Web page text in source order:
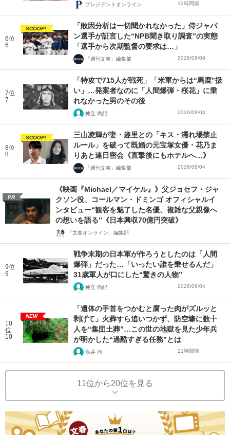
プレジデントオンライン 12時間前
6位
6
SCOOP!
「敗因分析は一切聞かれなかった」侍ジャパ
ン選手が証言した“NPB聞き取り調査”の実態
「選手から次期監督の要求は…」
「週刊文春」編集部 2026/08/06
7位
7
「特攻で715人が戦死」「米軍からは“馬鹿”扱
い」…発案者なのに「人間爆弾・桜花」に乗
れなかった男のその後
神立 尚紀 2026/08/04
8位
8
SCOOP!
三山凌輝が妻・趣里との「キス・濡れ場禁止
ルール」を破って既婚の元宝塚女優・花乃ま
りあと連日密会《直撃後にもホテルへ…》
「週刊文春」編集部 2026/08/04
PR
《映画『Michael／マイケル』》父ジョセフ・ジャ
クソン役、コールマン・ドミンゴ オフィシャルイ
ンタビュー“観客を魅了した名優、複雑な父親像へ
の想いを語る”《日本興収70億円突破》
「文春オンライン」編集部
9位
9
戦争末期の日本軍が作ろうとしたのは「人間
爆弾」だった…「いったい誰を乗せるんだ」
31歳軍人が口にした“驚きの人物”
神立 尚紀 2026/08/04
10
位
10
NEW
「遺体の手首をつかむと腐った肉がズルッと
剥げて」火葬すら追いつかず、防空壕に数十
人を“集団土葬”…この世の地獄を見た少年兵
が明かした“過酷すぎる任務”とは
永井 均 21時間前
11位から20位を見る